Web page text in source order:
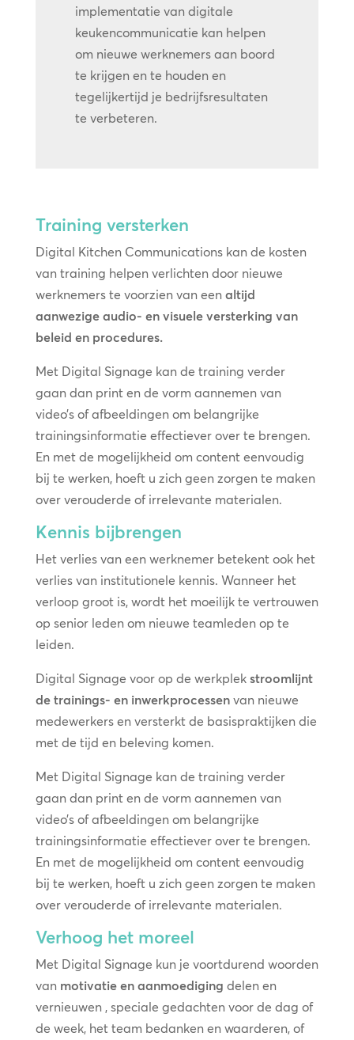
implementatie van digitale
keukencommunicatie kan helpen
om nieuwe werknemers aan boord
te krijgen en te houden en
tegelijkertijd je bedrijfsresultaten
te verbeteren.
Training versterken
Digital Kitchen Communications kan de kosten
van training helpen verlichten door nieuwe
werknemers te voorzien van een altijd
aanwezige audio- en visuele versterking van
beleid en procedures.
Met Digital Signage kan de training verder
gaan dan print en de vorm aannemen van
video’s of afbeeldingen om belangrijke
trainingsinformatie effectiever over te brengen.
En met de mogelijkheid om content eenvoudig
bij te werken, hoeft u zich geen zorgen te maken
over verouderde of irrelevante materialen.
Kennis bijbrengen
Het verlies van een werknemer betekent ook het
verlies van institutionele kennis. Wanneer het
verloop groot is, wordt het moeilijk te vertrouwen
op senior leden om nieuwe teamleden op te
leiden.
Digital Signage voor op de werkplek stroomlijnt
de trainings- en inwerkprocessenvan nieuwe
medewerkers en versterkt de basispraktijken die
met de tijd en beleving komen.
Met Digital Signage kan de training verder
gaan dan print en de vorm aannemen van
video’s of afbeeldingen om belangrijke
trainingsinformatie effectiever over te brengen.
En met de mogelijkheid om content eenvoudig
bij te werken, hoeft u zich geen zorgen te maken
over verouderde of irrelevante materialen.
Verhoog het moreel
Met Digital Signage kun je voortdurend woorden
van motivatie en aanmoediging delen en
vernieuwen , speciale gedachten voor de dag of
de week, het team bedanken en waarderen, of